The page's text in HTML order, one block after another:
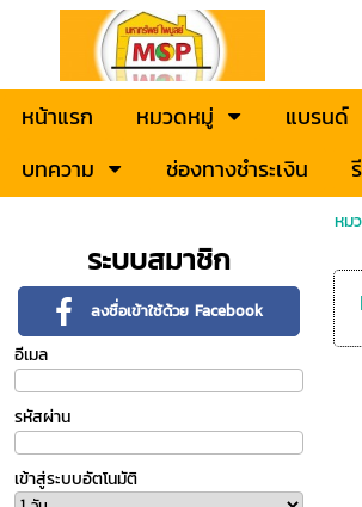
หน้าแรก หมวดหมู่ แบรนด์
บทความ
ช่องทางชำระเงิน
ระบบสมาชิก
ลงชื่อเข้าใช้ด้วย Facebook
อีเมล
รหัสผ่าน
เข้าสู่ระบบอัตโนมัติ
หม